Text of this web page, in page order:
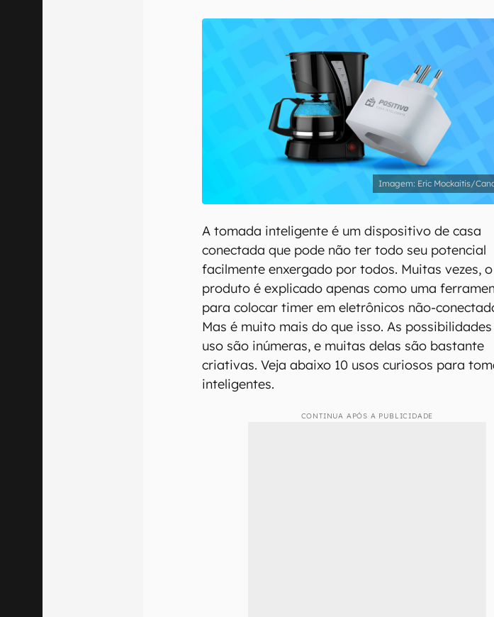
Confirmo que li, aceito e concordo com os Termos de
Eric Mockaitis/
A tomada inteligente é um dispositivo de casa
conectada que pode não ter todo seu potencial
facilmente enxergado por todos. Muitas vezes, o
produto é explicado apenas como uma
para colocar timer em eletrônicos não-
Mas é muito mais do que isso. As
uso são inúmeras, e muitas delas são bastante
criativas. Veja abaixo 10 usos curiosos para
inteligentes.
CONTINUA APÓS A PUBLICIDADE